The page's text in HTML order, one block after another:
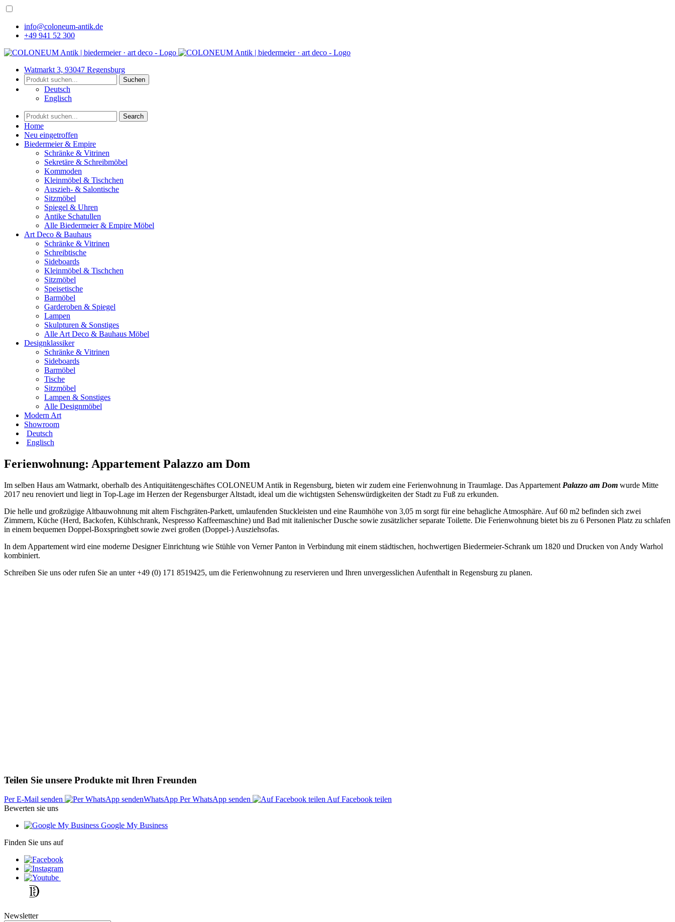
info@coloneum-antik.de
+49 941 52 300
Watmarkt 3, 93047 Regensburg
Suchen
Deutsch
Englisch
Search
Home
Neu eingetroffen
Biedermeier & Empire
Schränke & Vitrinen
Sekretäre & Schreibmöbel
Kommoden
Kleinmöbel & Tischchen
Auszieh- & Salontische
Sitzmöbel
Spiegel & Uhren
Antike Schatullen
Alle Biedermeier & Empire Möbel
Art Deco & Bauhaus
Schränke & Vitrinen
Schreibtische
Sideboards
Kleinmöbel & Tischchen
Sitzmöbel
Speisetische
Barmöbel
Garderoben & Spiegel
Lampen
Skulpturen & Sonstiges
Alle Art Deco & Bauhaus Möbel
Designklassiker
Schränke & Vitrinen
Sideboards
Barmöbel
Tische
Sitzmöbel
Lampen & Sonstiges
Alle Designmöbel
Modern Art
Showroom
Deutsch
Englisch
Ferienwohnung: Appartement Palazzo am Dom
Im selben Haus am Watmarkt, oberhalb des Antiquitätengeschäftes COLONEUM Antik in Regensburg, bieten wir zudem eine Ferienwohnung in Traumlage. Das Appartement Palazzo am Dom wurde Mitte
2017 neu renoviert und liegt in Top-Lage im Herzen der Regensburger Altstadt, ideal um die wichtigsten Sehenswürdigkeiten der Stadt zu Fuß zu erkunden.
Die helle und großzügige Altbauwohnung mit altem Fischgräten-Parkett, umlaufenden Stuckleisten und eine Raumhöhe von 3,05 m sorgt für eine behagliche Atmosphäre. Auf 60 m2 befinden sich zwei
Zimmern, Küche (Herd, Backofen, Kühlschrank, Nespresso Kaffeemaschine) und Bad mit italienischer Dusche sowie zusätzlicher separate Toilette. Die Ferienwohnung bietet bis zu 6 Personen Platz zu schlafen
in einem bequemen Doppel-Boxspringbett sowie zwei großen (Doppel-) Ausziehsofas.
In dem Appartement wird eine moderne Designer Einrichtung wie Stühle von Verner Panton in Verbindung mit einem städtischen, hochwertigen Biedermeier-Schrank um 1820 und Drucken von Andy Warhol
kombiniert.
Schreiben Sie uns oder rufen Sie an unter +49 (0) 171 8519425, um die Ferienwohnung zu reservieren und Ihren unvergesslichen Aufenthalt in Regensburg zu planen.
Teilen Sie unsere Produkte mit Ihren Freunden
Per E-Mail senden Per WhatsApp senden
Auf Facebook teilen
Bewerten sie uns
Google My Business
Finden Sie uns auf
Newsletter